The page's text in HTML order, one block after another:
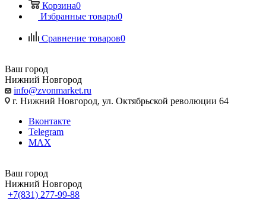
Корзина0
Избранные товары0
Сравнение товаров0
Ваш город
Нижний Новгород
info@zvonmarket.ru
г. Нижний Новгород, ул. Октябрьской революции 64
Вконтакте
Telegram
MAX
Ваш город
Нижний Новгород
+7(831) 277-99-88